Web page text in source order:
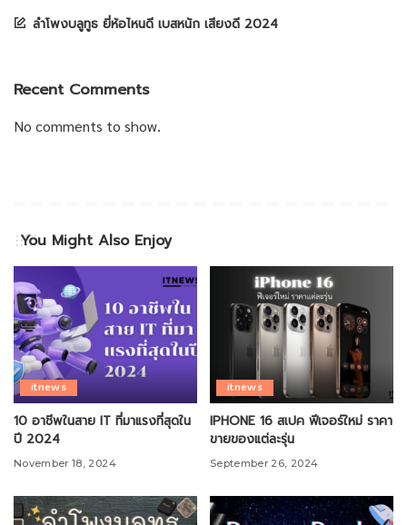
ลำโพงบลูทูธ ยี่ห้อไหนดี เบสหนัก เสียงดี 2024
Recent Comments
No comments to show.
You Might Also Enjoy
itnews
10 อาชีพในสาย IT ที่มาแรงที่สุดใน
ปี 2024
November 18, 2024
itnews
IPHONE 16 สเปค ฟีเจอร์ใหม่ ราคา
ขายของแต่ละรุ่น
September 26, 2024